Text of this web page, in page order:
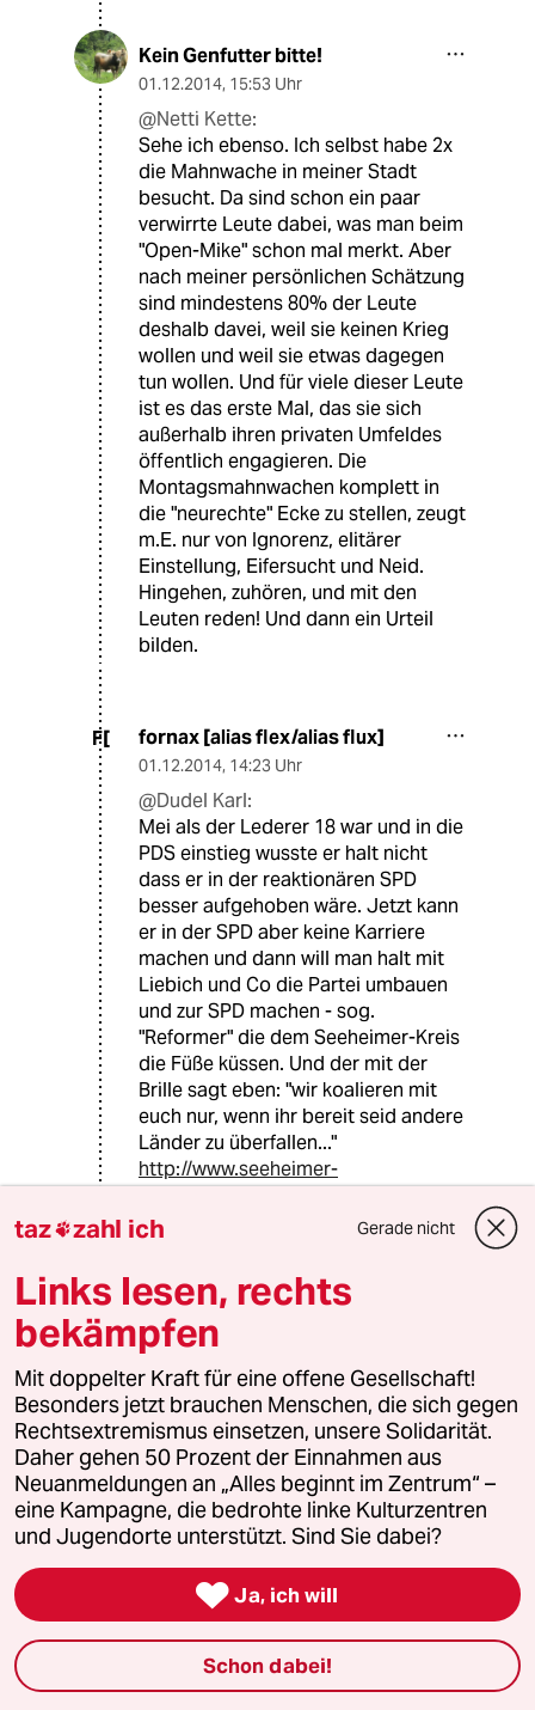
Kein Genfutter bitte!
01.12.2014, 15:53 Uhr
@Netti Kette:
Sehe ich ebenso. Ich selbst habe 2x
die Mahnwache in meiner Stadt
besucht. Da sind schon ein paar
verwirrte Leute dabei, was man beim
"Open-Mike" schon mal merkt. Aber
nach meiner persönlichen Schätzung
sind mindestens 80% der Leute
deshalb davei, weil sie keinen Krieg
wollen und weil sie etwas dagegen
tun wollen. Und für viele dieser Leute
ist es das erste Mal, das sie sich
außerhalb ihren privaten Umfeldes
öffentlich engagieren. Die
Montagsmahnwachen komplett in
die "neurechte" Ecke zu stellen, zeugt
m.E. nur von Ignorenz, elitärer
Einstellung, Eifersucht und Neid.
Hingehen, zuhören, und mit den
Leuten reden! Und dann ein Urteil
bilden.
F[ fornax [alias flex/alias flux]
01.12.2014, 14:23 Uhr
@Dudel Karl:
Mei als der Lederer 18 war und in die
PDS einstieg wusste er halt nicht
dass er in der reaktionären SPD
besser aufgehoben wäre. Jetzt kann
er in der SPD aber keine Karriere
machen und dann will man halt mit
Liebich und Co die Partei umbauen
und zur SPD machen - sog.
"Reformer" die dem Seeheimer-Kreis
die Füße küssen. Und der mit der
Brille sagt eben: "wir koalieren mit
euch nur, wenn ihr bereit seid andere
Länder zu überfallen..."
http://www.seeheimer-
von Robert Cooper (EU) so
einzuhalten sind "Observer Worldview
Extra
The new liberal imperialism"
http://www.theguardian.com/world/2
002/apr/07/1
"Among ourselves, we keep the law
but when we are operating in the
jungle, we must also use the laws of
the jungle"
Man will halt seine Empire schaffen,
da muss man andere mit Nato und
Co erst mal wegtreten...
taz zahl ich Gerade nicht
Links lesen, rechts
bekämpfen
Mit doppelter Kraft für eine offene Gesellschaft!
Besonders jetzt brauchen Menschen, die sich gegen
Rechtsextremismus einsetzen, unsere Solidarität.
Daher gehen 50 Prozent der Einnahmen aus
Neuanmeldungen an „Alles beginnt im Zentrum“ –
eine Kampagne, die bedrohte linke Kulturzentren
und Jugendorte unterstützt. Sind Sie dabei?
 Ja, ich will
Schon dabei!